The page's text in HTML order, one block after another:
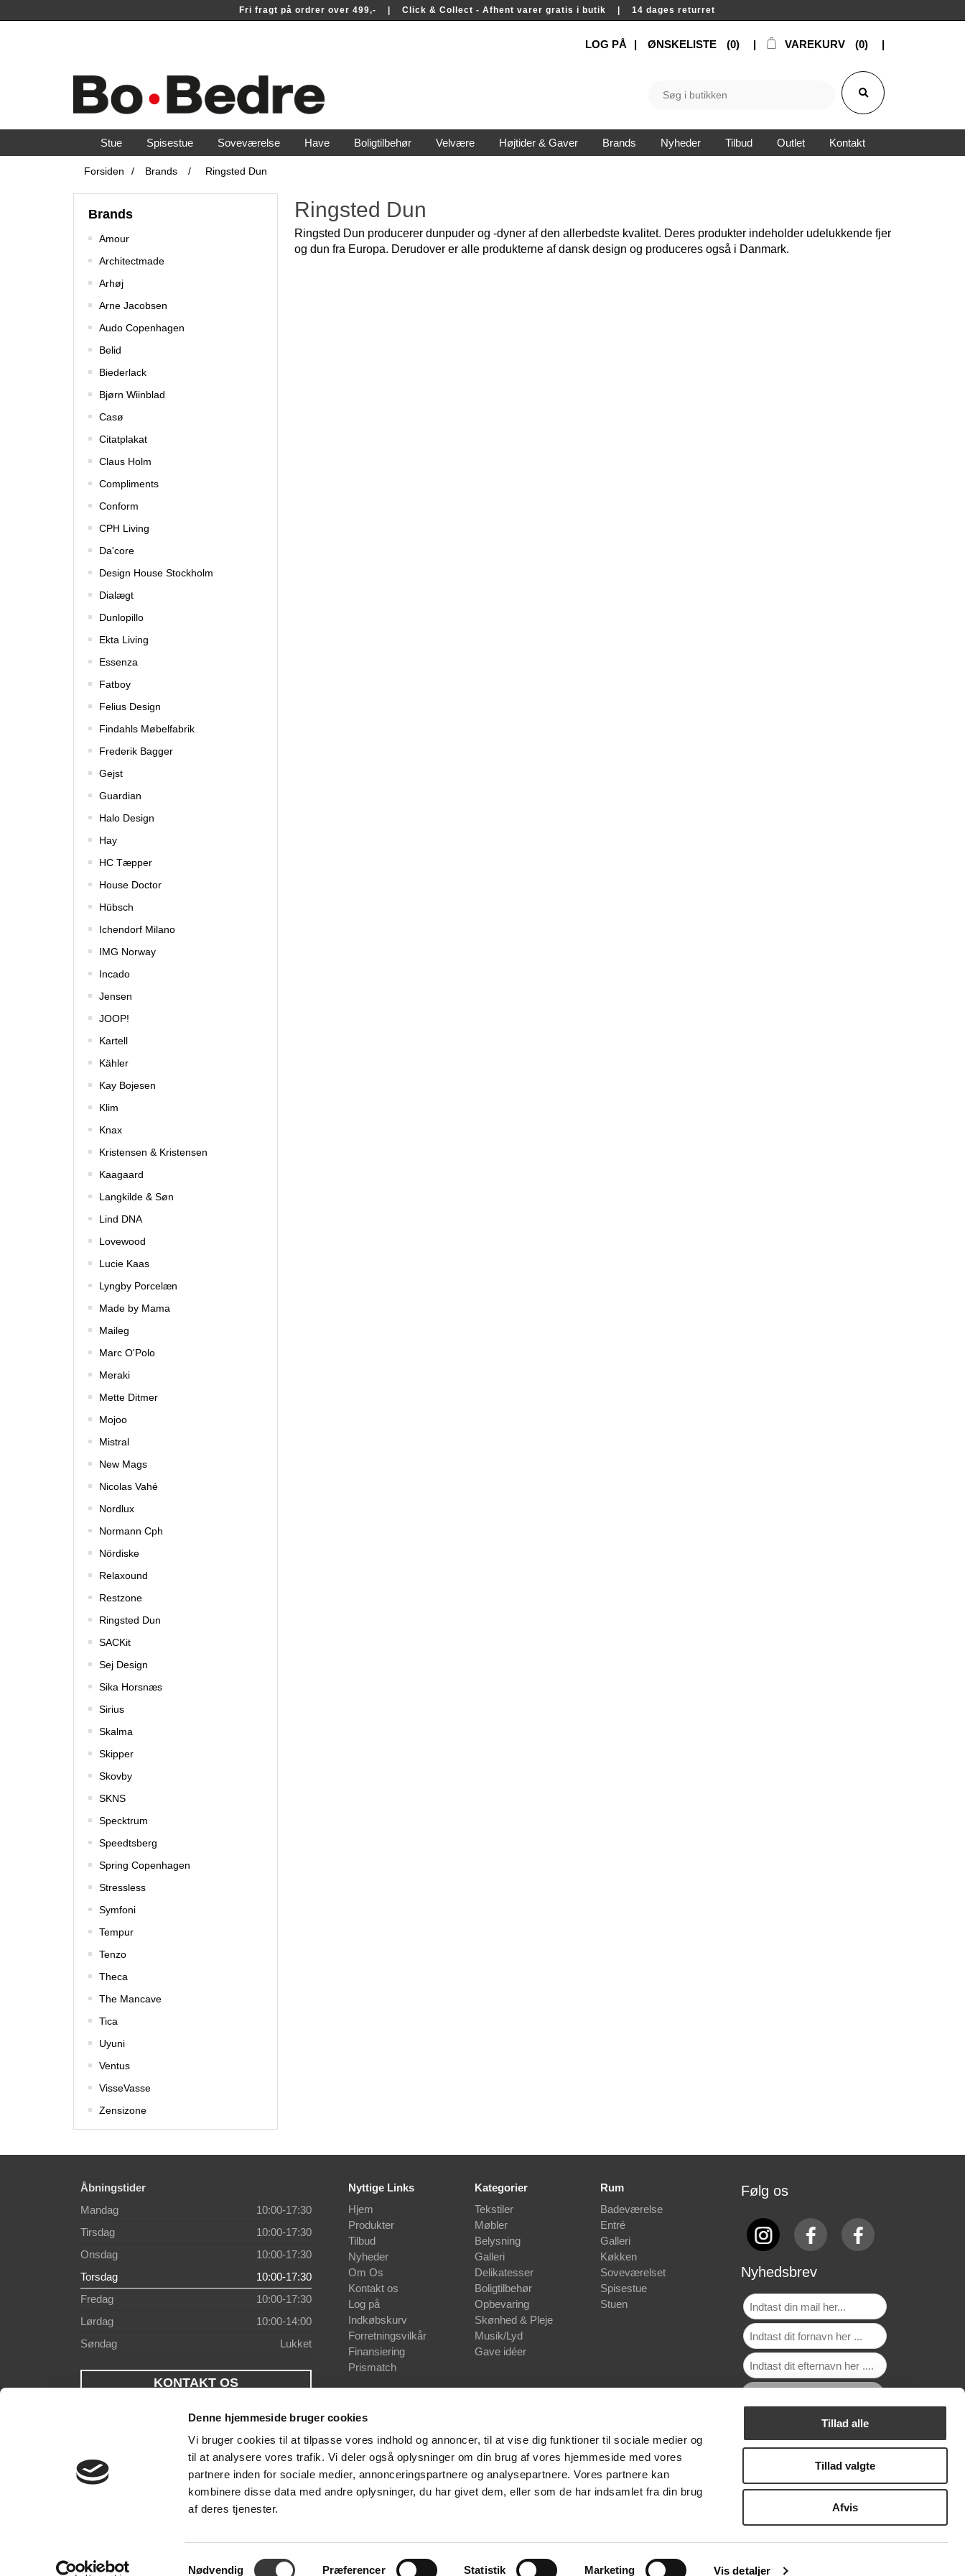
Denne hjemmeside bruger cookies
Vi bruger cookies til at tilpasse vores indhold og annoncer, til at vise dig funktioner til sociale medier og
til at analysere vores trafik. Vi deler også oplysninger om din brug af vores hjemmeside med vores
partnere inden for sociale medier, annonceringspartnere og analysepartnere. Vores partnere kan
kombinere disse data med andre oplysninger, du har givet dem, eller som de har indsamlet fra din brug
af deres tjenester.
Samtykkevalg
Nødvendig Præferencer Statistik Marketing Vis detaljer
Tillad alle
Tillad valgte
Afvis
Fri fragt på ordrer over 499,- | Click & Collect - Afhent varer gratis i butik | 14 dages returret
LOG PÅ ØNSKELISTE (0) VAREKURV (0)
Stue Spisestue Soveværelse Have Boligtilbehør Velvære Højtider & Gaver Brands Nyheder Tilbud Outlet Kontakt
Forsiden / Brands / Ringsted Dun
Brands
Amour
Architectmade
Arhøj
Arne Jacobsen
Audo Copenhagen
Belid
Biederlack
Bjørn Wiinblad
Casø
Citatplakat
Claus Holm
Compliments
Conform
CPH Living
Da'core
Design House Stockholm
Dialægt
Dunlopillo
Ekta Living
Essenza
Fatboy
Felius Design
Findahls Møbelfabrik
Frederik Bagger
Gejst
Guardian
Halo Design
Hay
HC Tæpper
House Doctor
Hübsch
Ichendorf Milano
IMG Norway
Incado
Jensen
JOOP!
Kartell
Kähler
Kay Bojesen
Klim
Knax
Kristensen & Kristensen
Kaagaard
Langkilde & Søn
Lind DNA
Lovewood
Lucie Kaas
Lyngby Porcelæn
Made by Mama
Maileg
Marc O'Polo
Meraki
Mette Ditmer
Mojoo
Mistral
New Mags
Nicolas Vahé
Nordlux
Normann Cph
Nördiske
Relaxound
Restzone
Ringsted Dun
SACKit
Sej Design
Sika Horsnæs
Sirius
Skalma
Skipper
Skovby
SKNS
Specktrum
Speedtsberg
Spring Copenhagen
Stressless
Symfoni
Tempur
Tenzo
Theca
The Mancave
Tica
Uyuni
Ventus
VisseVasse
Zensizone
Ringsted Dun
Ringsted Dun producerer dunpuder og -dyner af den allerbedste kvalitet. Deres produkter indeholder udelukkende fjer
og dun fra Europa. Derudover er alle produkterne af dansk design og produceres også i Danmark.
Åbningstider
Mandag
10:00-17:30
Tirsdag
10:00-17:30
Onsdag
10:00-17:30
Torsdag
10:00-17:30
Fredag
10:00-17:30
Lørdag
10:00-14:00
Søndag
Lukket
KONTAKT OS
Nyttige Links
Hjem
Produkter
Tilbud
Nyheder
Om Os
Kontakt os
Log på
Indkøbskurv
Forretningsvilkår
Finansiering
Prismatch
Kategorier
Tekstiler
Møbler
Belysning
Galleri
Delikatesser
Boligtilbehør
Opbevaring
Skønhed & Pleje
Musik/Lyd
Gave idéer
Rum
Badeværelse
Entré
Galleri
Køkken
Soveværelset
Spisestue
Stuen
Følg os
Nyhedsbrev